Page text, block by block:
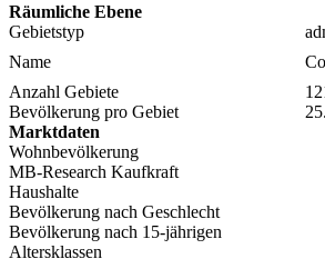
Räumliche Ebene
Gebietstyp
Name
Anzahl Gebiete
Bevölkerung pro Gebiet
Marktdaten
Wohnbevölkerung
MB-Research Kaufkraft
Haushalte
Bevölkerung nach Geschlecht
Bevölkerung nach 15-jährigen
Altersklassen